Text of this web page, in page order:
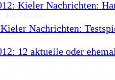
Kieler Nachrichten:
Nachrichten:
12 aktuelle oder